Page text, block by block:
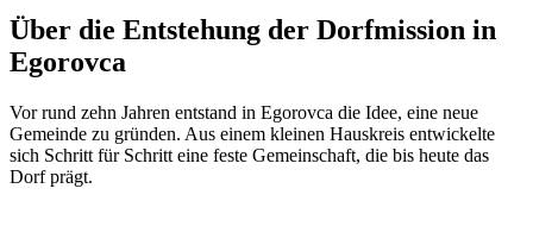
Über die Entstehung der Dorfmission in
Egorovca
Vor rund zehn Jahren entstand in Egorovca die Idee, eine neue
Gemeinde zu gründen. Aus einem kleinen Hauskreis entwickelte
sich Schritt für Schritt eine feste Gemeinschaft, die bis heute das
Dorf prägt.